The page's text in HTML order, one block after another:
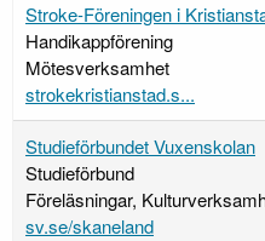
Stroke-Föreningen i
Handikappförening
Mötesverksamhet
strokekristianstad.s...
Studieförbundet Vuxenskolan
Studieförbund
Föreläsningar,
sv.se/skaneland